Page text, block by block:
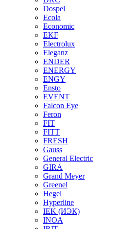
Dospel
Ecola
Economic
EKF
Electrolux
Eleganz
ENDER
ENERGY
ENGY
Ensto
EVENT
Falcon Eye
Feron
FIT
FITT
FRESH
Gauss
General Electric
GIRA
Grand Meyer
Greenel
Hegel
Hyperline
IEK (ИЭК)
INOA